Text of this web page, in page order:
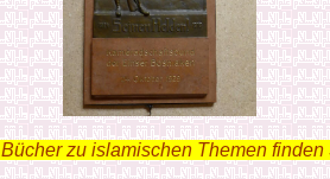
Bücher zu islamischen Themen finden